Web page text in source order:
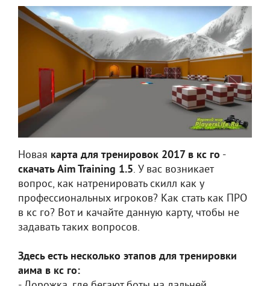
Новая карта для тренировок 2017 в кс го -
скачать Aim Training 1.5. У вас возникает
вопрос, как натренировать скилл как у
профессиональных игроков? Как стать как ПРО
в кс го? Вот и качайте данную карту, чтобы не
задавать таких вопросов.
Здесь есть несколько этапов для тренировки
аима в кс го: